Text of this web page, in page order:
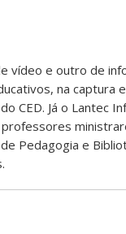
vídeo e outro de
na captura
CED. Já o Lantec
Pedagogia e